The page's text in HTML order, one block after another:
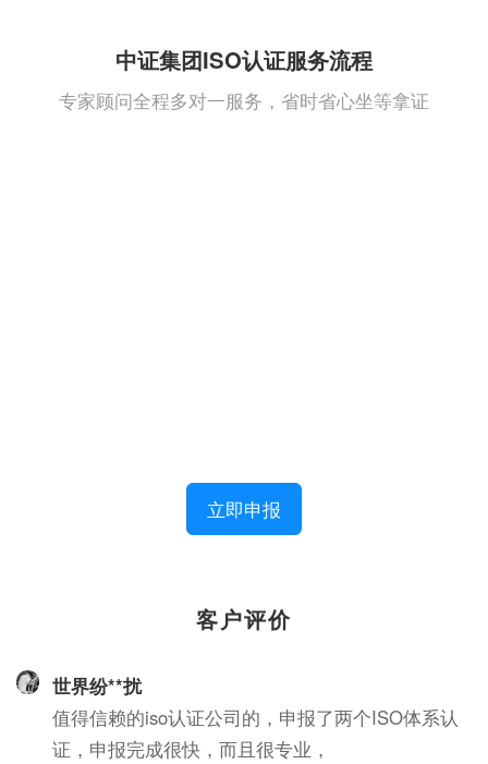
中证集团ISO认证服务流程
专家顾问全程多对一服务，省时省心坐等拿证
立即申报
客户评价
世界纷**扰
值得信赖的iso认证公司的，申报了两个ISO体系认
证，申报完成很快，而且很专业，